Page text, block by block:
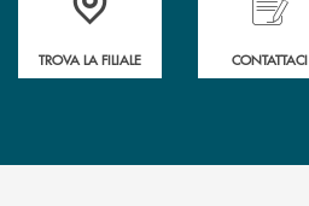
TROVA LA FILIALE CONTATTACI